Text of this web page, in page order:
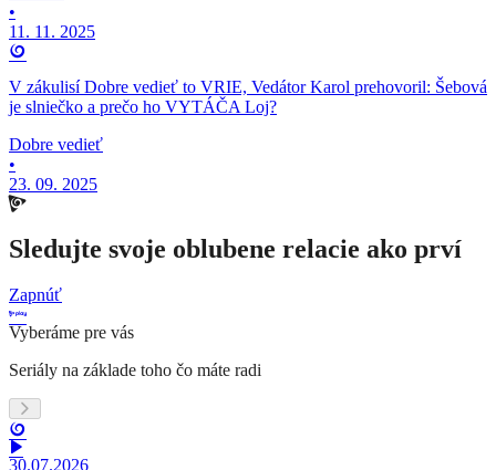
•
11. 11. 2025
V zákulisí Dobre vedieť to VRIE, Vedátor Karol prehovoril: Šebová
je slniečko a prečo ho VYTÁČA Loj?
Dobre vedieť
•
23. 09. 2025
Sledujte svoje oblubene relacie ako prví
Zapnúť
Vyberáme pre vás
Seriály na základe toho čo máte radi
30.07.2026